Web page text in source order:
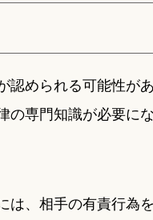
認められる可能性が
の専門知識が必要に
は、相手の有責行為